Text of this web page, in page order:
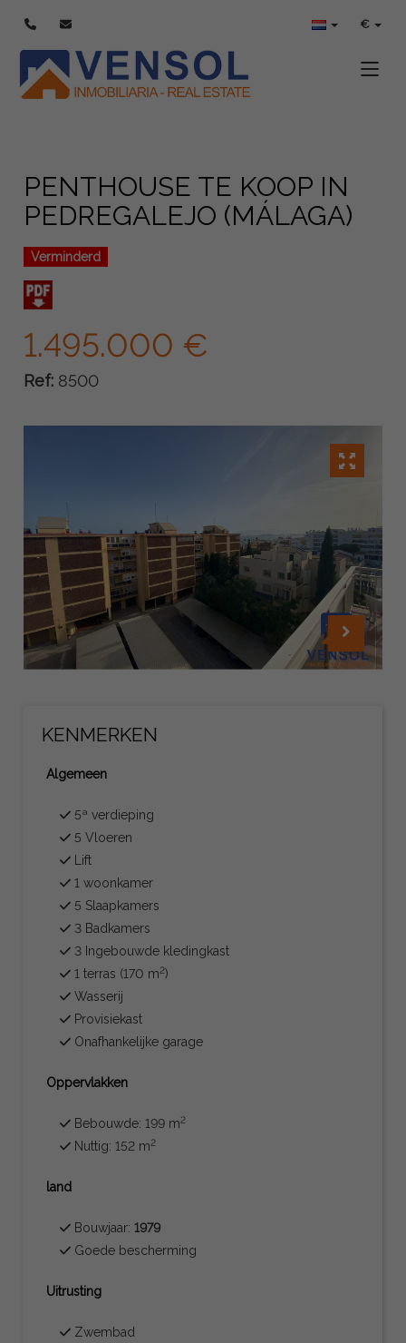
€
PENTHOUSE TE KOOP IN
PEDREGALEJO (MÁLAGA)
Verminderd
1.495.000 €
Ref: 8500
KENMERKEN
Algemeen
5ª verdieping
5 Vloeren
Lift
1 woonkamer
5 Slaapkamers
3 Badkamers
3 Ingebouwde kledingkast
1 terras (170 m2)
Wasserij
Provisiekast
Onafhankelijke garage
Oppervlakken
Bebouwde: 199 m2
Nuttig: 152 m2
land
Bouwjaar:1979
Goede bescherming
Uitrusting
Zwembad